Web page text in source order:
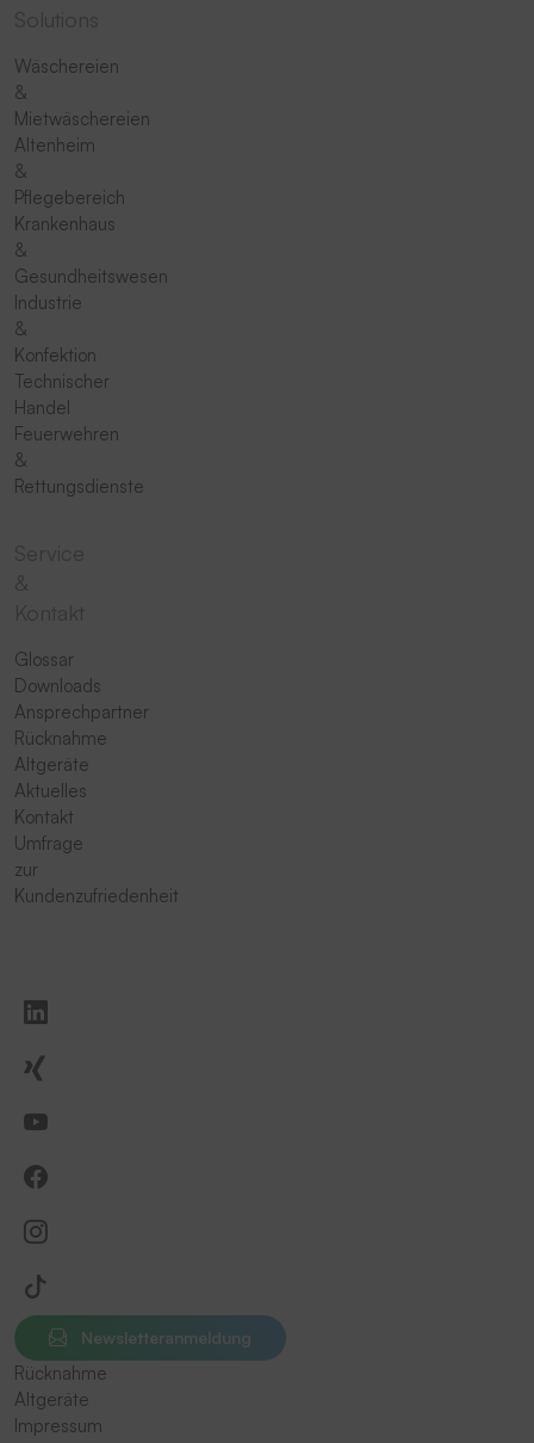
Wäschereien
&
Mietwäschereien
Altenheim
&
Pflegebereich
Krankenhaus
&
Gesundheitswesen
Industrie
&
Konfektion
Technischer
Handel
Feuerwehren
&
Rettungsdienste
Glossar
Downloads
Ansprechpartner
Rücknahme
Altgeräte
Aktuelles
Kontakt
Umfrage
zur
Kundenzufriedenheit
Newsletteranmeldung
Rücknahme
Altgeräte
Impressum